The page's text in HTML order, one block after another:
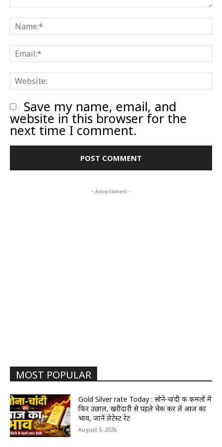
Comment:
Save my name, email, and
website in this browser for the
next time I comment.
- Advertisment -
MOST POPULAR
Gold Silver rate Today : सोने-चांदी की कीमतों में
फिर उछाल, खरीदारी से पहले चेक कर लें आज का
भाव, जानें लेटेस्ट रेट
August 5, 2026